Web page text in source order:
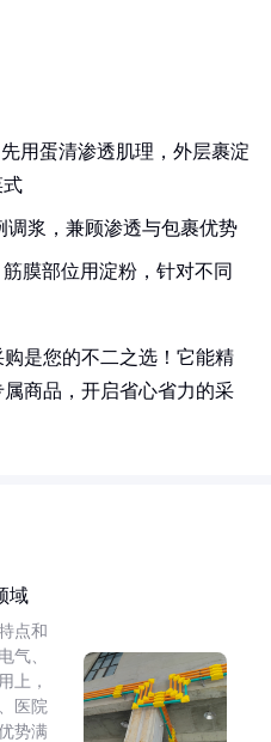
用蛋清渗透肌理，外层裹淀
式
调浆，兼顾渗透与包裹优势
膜部位用淀粉，针对不同
是您的不二之选！它能精
商品，开启省心省力的采
域
点和
气、
上，
医院
势满